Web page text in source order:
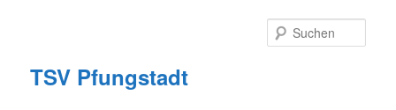
TSV Pfungstadt